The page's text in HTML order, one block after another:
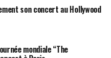
son concert au Hollywood
mondiale “The